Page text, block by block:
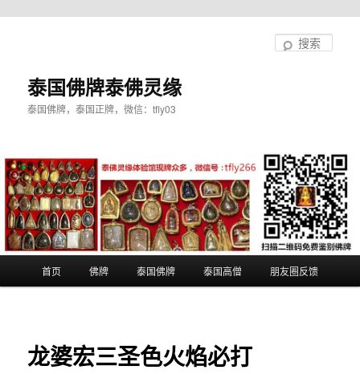
泰国佛牌泰佛灵缘
泰国佛牌，泰国正牌，微信：tfly03
首页 佛牌 泰国佛牌 泰国高僧 朋友圈反馈
龙婆宏三圣色火焰必打